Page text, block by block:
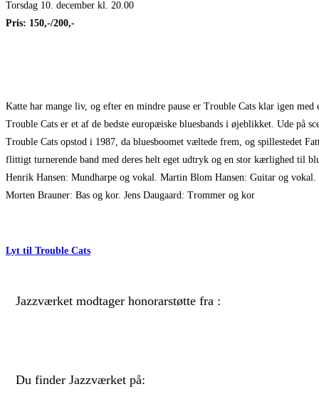
Torsdag 10. december kl. 20.00
Pris: 150,-/200,-
Katte har mange liv, og efter en mindre pause er Trouble Cats klar igen med
Trouble Cats er et af de bedste europæiske bluesbands i øjeblikket. Ude på
Trouble Cats opstod i 1987, da bluesboomet væltede frem, og spillestedet
flittigt turnerende band med deres helt eget udtryk og en stor kærlighed til
Henrik Hansen: Mundharpe og vokal. Martin Blom Hansen: Guitar og vokal.
Morten Brauner: Bas og kor. Jens Daugaard: Trommer og kor
Lyt til Trouble Cats
Jazzværket modtager honorarstøtte fra :
Du finder Jazzværket på: